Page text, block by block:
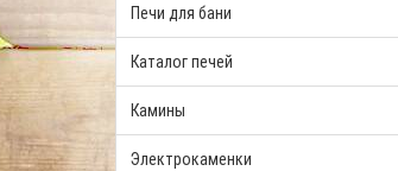
Печи для бани
Каталог печей
Камины
Электрокаменки